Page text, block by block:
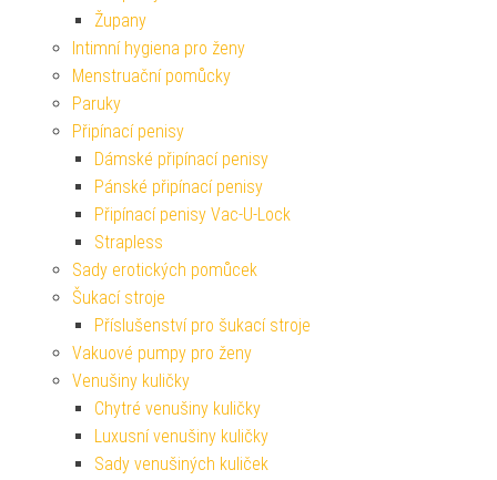
Župany
Intimní hygiena pro ženy
Menstruační pomůcky
Paruky
Připínací penisy
Dámské připínací penisy
Pánské připínací penisy
Připínací penisy Vac-U-Lock
Strapless
Sady erotických pomůcek
Šukací stroje
Příslušenství pro šukací stroje
Vakuové pumpy pro ženy
Venušiny kuličky
Chytré venušiny kuličky
Luxusní venušiny kuličky
Sady venušiných kuliček